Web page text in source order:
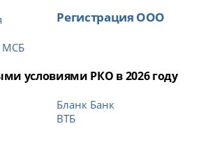
МСБ
Регистрация ООО
условиями РКО в 2026 году
Бланк Банк
ВТБ